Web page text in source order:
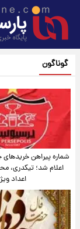
گوناگون
شماره پیراهن
اعلام شد؛ تیکدری،
اعداد